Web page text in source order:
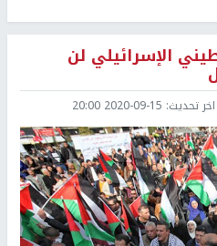
الإسرائيلي لن
اخر تحديث: 2020-09-15 20:00